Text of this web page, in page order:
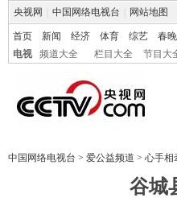
央视网 中国网络电视台 网站地图
首页 新闻 经济 体育 综艺 春晚
电视
频道大全 栏目大全 节目大
中国网络电视台 > 爱公益频道 > 心手
谷城